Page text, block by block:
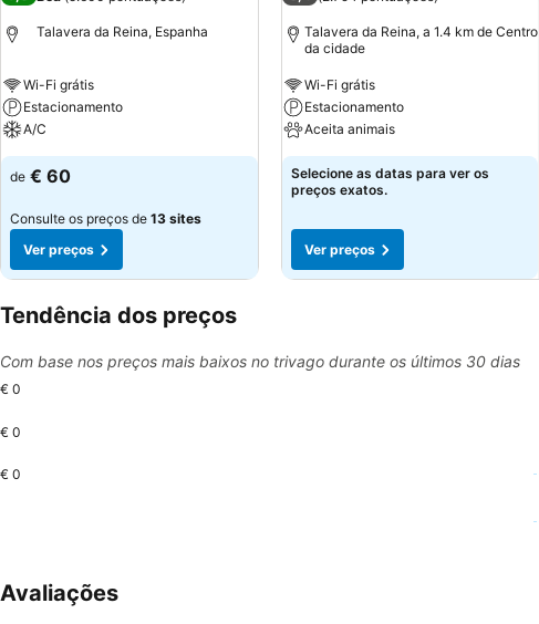
Talavera da Reina, Espanha
Wi-Fi grátis
Estacionamento
A/C
de € 60
Consulte os preços de 13 sites
Ver preços
Talavera da Reina, a 1.4 km de Centro
da cidade
Wi-Fi grátis
Estacionamento
Aceita animais
Selecione as datas para ver os
preços exatos.
Ver preços
Tendência dos preços
Com base nos preços mais baixos no trivago durante os últimos 30 dias
€ 0
€ 0
€ 0
Avaliações